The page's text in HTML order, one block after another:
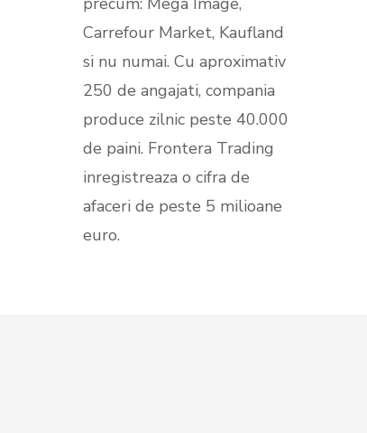
Carrefour Market, Kaufland
si nu numai. Cu aproximativ
250 de angajati, compania
produce zilnic peste 40.000
de paini. Frontera Trading
inregistreaza o cifra de
afaceri de peste 5 milioane
euro.